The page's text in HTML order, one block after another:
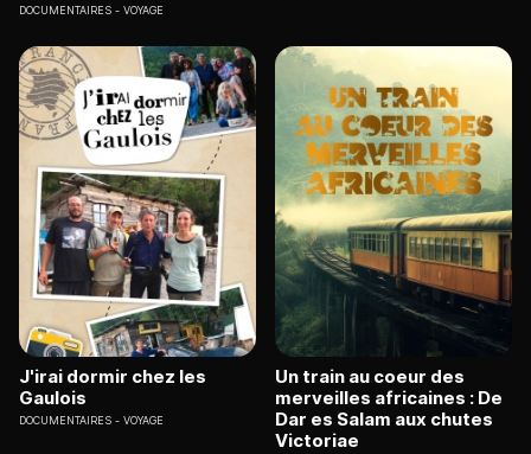
DOCUMENTAIRES VOYAGE
J'irai dormir chez les
Gaulois
DOCUMENTAIRES VOYAGE
Un train au coeur des
merveilles africaines : De
Dar es Salam aux chutes
Victoriae